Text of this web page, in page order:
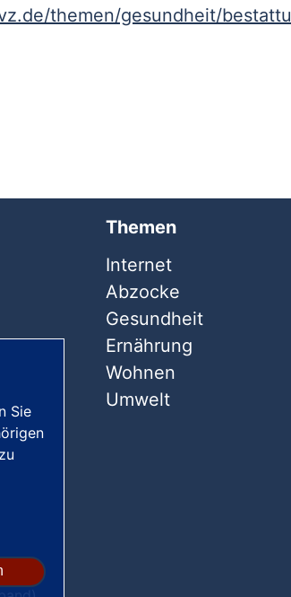
themen/gesundheit/
Themen
Internet
Abzocke
Gesundheit
Ernährung
Wohnen
Umwelt
Sie